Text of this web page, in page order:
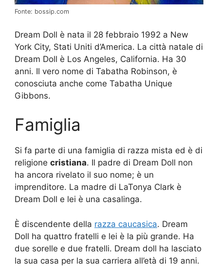
Fonte: bossip.com
Dream Doll è nata il 28 febbraio 1992 a New
York City, Stati Uniti d’America. La città natale di
Dream Doll è Los Angeles, California. Ha 30
anni. Il vero nome di Tabatha Robinson, è
conosciuta anche come Tabatha Unique
Gibbons.
Famiglia
Si fa parte di una famiglia di razza mista ed è di
religione cristiana. Il padre di Dream Doll non
ha ancora rivelato il suo nome; è un
imprenditore. La madre di LaTonya Clark è
Dream Doll e lei è una casalinga.
È discendente della razza caucasica. Dream
Doll ha quattro fratelli e lei è la più grande. Ha
due sorelle e due fratelli. Dream doll ha lasciato
la sua casa per la sua carriera all’età di 19 anni.